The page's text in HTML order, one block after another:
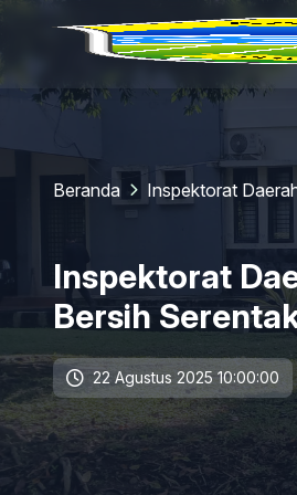
Beranda Inspektorat
Inspektorat
Bersih
22 Agustus 2025 10:00:00